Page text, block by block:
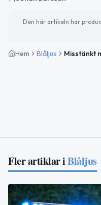
Den här artikeln har
Hem Blåljus
Fler artiklar iBlåljus